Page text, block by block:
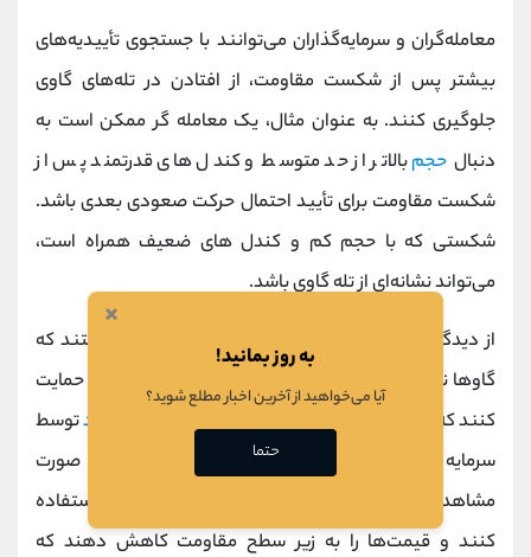
معامله‌گران و سرمایه‌گذاران می‌توانند با جستجوی تأییدیه‌های
بیشتر پس از شکست مقاومت، از افتادن در تله‌های گاوی
جلوگیری کنند. به عنوان مثال، یک معامله گر ممکن است به
دنبالحجمبالاتر از حد متوسط و کندل های قدرتمند پس از
شکست مقاومت برای تأیید احتمال حرکت صعودی بعدی باشد.
شکستی که با حجم کم و کندل ‌های ضعیف همراه است،
می‌تواند نشانه‌ای از تله گاوی باشد.
از دیدگاه روان‌شناختی، تله‌های گاوی زمانی اتفاق می‌افتند که
گاوها نتوانند از یک رالی صعودی بالاتر از سطح شکست، حمایت
کنند که می‌تواند به دلیل فقدان مومنتوم و/یا
سیو سودتوسط
سرمایه گذاران دیگر باشد. خرس‌ها ممکن است در صورت
مشاهده این واگرایی، از فرصت فروش اوراق بهادار استفاده
کنند و قیمت‌ها را به زیر سطح مقاومت کاهش دهند که
×
به روز بمانید!
آیا می‌خواهید از آخرین اخبار مطلع شوید؟
حتما